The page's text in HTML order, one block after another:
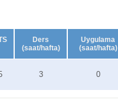
Ders
(saat/hafta)
Uygulama
(saat/hafta)
3 0